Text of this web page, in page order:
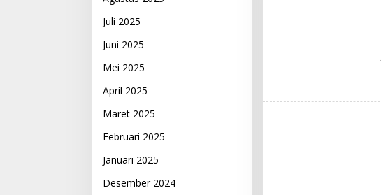
Juli 2025
Juni 2025
Mei 2025
April 2025
Maret 2025
Februari 2025
Januari 2025
Desember 2024